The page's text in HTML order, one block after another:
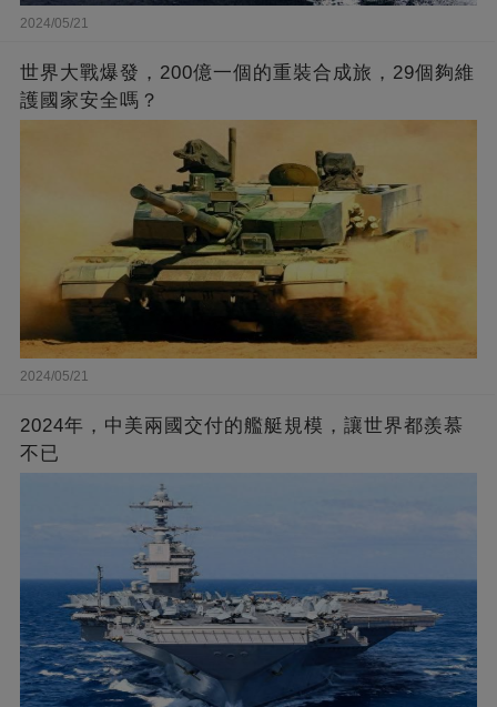
2024/05/21
世界大戰爆發，200億一個的重裝合成旅，29個夠維
護國家安全嗎？
2024/05/21
2024年，中美兩國交付的艦艇規模，讓世界都羨慕
不已